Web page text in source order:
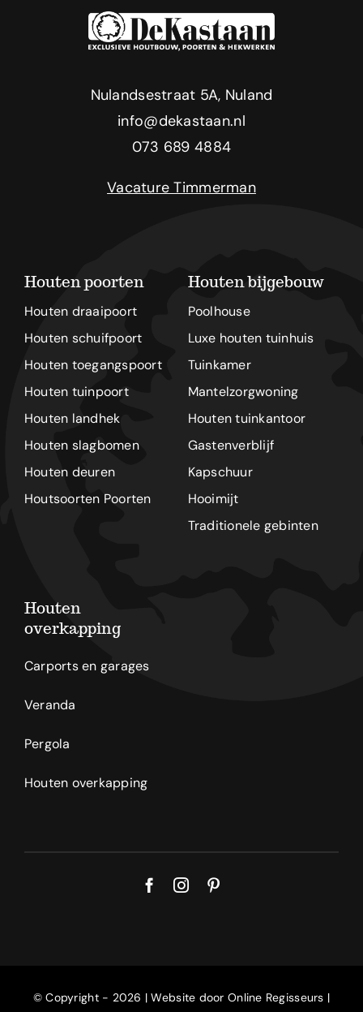
Nulandsestraat 5A, Nuland
info@dekastaan.nl
073 689 4884
Vacature Timmerman
Houten poorten
Houten draaipoort
Houten schuifpoort
Houten toegangspoort
Houten tuinpoort
Houten landhek
Houten slagbomen
Houten deuren
Houtsoorten Poorten
Houten bijgebouw
Poolhouse
Luxe houten tuinhuis
Tuinkamer
Mantelzorgwoning
Houten tuinkantoor
Gastenverblijf
Kapschuur
Hooimijt
Traditionele gebinten
Houten
overkapping
Carports en garages
Veranda
Pergola
Houten overkapping
© Copyright - 2026 | Website doorOnline Regisseurs |